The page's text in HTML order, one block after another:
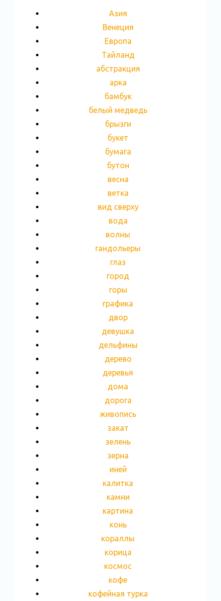
Азия
Венеция
Европа
Тайланд
абстракция
арка
бамбук
белый медведь
брызги
букет
бумага
бутон
весна
ветка
вид сверху
вода
волны
гандольеры
глаз
город
горы
графика
двор
девушка
дельфины
дерево
деревья
дома
дорога
живопись
закат
зелень
зерна
иней
калитка
камни
картина
конь
кораллы
корица
космос
кофе
кофейная турка